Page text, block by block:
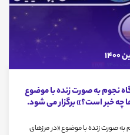
نجوم به صورت زنده با موضوع
چه خبر است؟» برگزار می شود.
صورت زنده با موضوع «در مرزهای